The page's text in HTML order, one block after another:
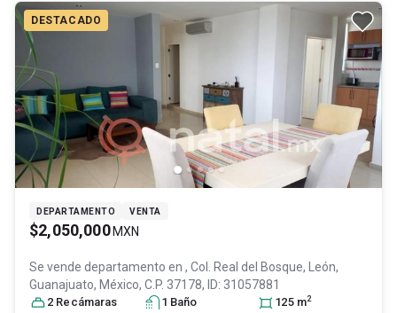
DESTACADO
DEPARTAMENTO VENTA
$2,050,000 MXN
Se vende departamento en , Col. Real del Bosque, León,
Guanajuato, México, C.P. 37178, ID: 31057881
2 Recámaras 1 Baño 125 m2